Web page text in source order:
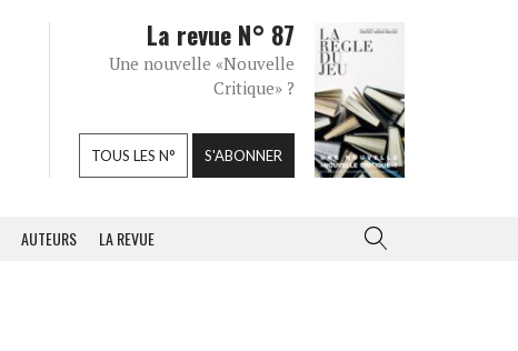
La revue N° 87
Une nouvelle «Nouvelle
Critique» ?
TOUS LES N° S'ABONNER
AUTEURS LA REVUE